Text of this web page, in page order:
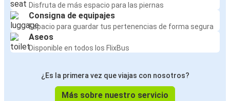
Disfruta de más espacio para las piernas
Consigna de equipajes
Espacio para guardar tus pertenencias de forma segura
Aseos
Disponible en todos los FlixBus
¿Es la primera vez que viajas con nosotros?
Más sobre nuestro servicio